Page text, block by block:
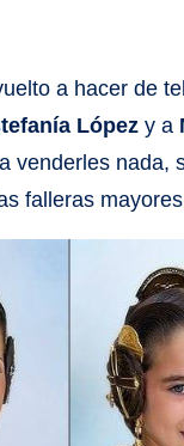
a hacer de
López y a
venderles nada,
falleras